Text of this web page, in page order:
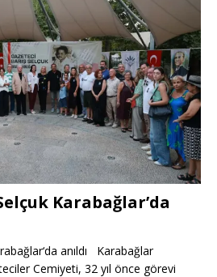
Karabağlar’da
anıldı Karabağlar
Cemiyeti, 32 yıl önce görevi